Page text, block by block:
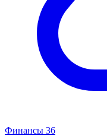
Финансы 36